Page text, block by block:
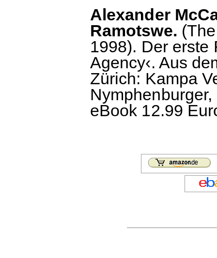
Alexander
Ramotswe.
1998). Der erste
Agency‹. Aus
Zürich: Kampa
eBook 12.99